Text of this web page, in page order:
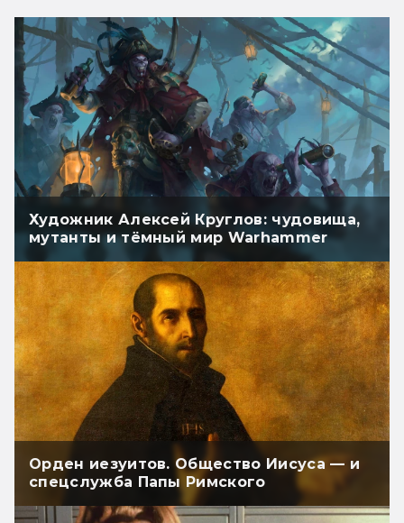
Художник Алексей Круглов: чудовища,
мутанты и тёмный мир Warhammer
Орден иезуитов. Общество Иисуса — и
спецслужба Папы Римского